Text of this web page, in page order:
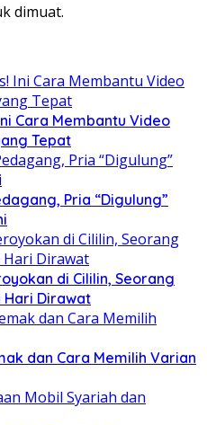
dimuat.
Cara Membantu Video
Tepat
Pria “Digulung”
di Cililin, Seorang
Hari Dirawat
dan Cara Memilih Varian